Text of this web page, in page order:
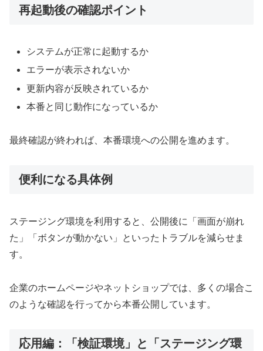
再起動後の確認ポイント
システムが正常に起動するか
エラーが表示されないか
更新内容が反映されているか
本番と同じ動作になっているか
最終確認が終われば、本番環境への公開を進めます。
便利になる具体例
ステージング環境を利用すると、公開後に「画面が崩れ
た」「ボタンが動かない」といったトラブルを減らせま
す。
企業のホームページやネットショップでは、多くの場合こ
のような確認を行ってから本番公開しています。
応用編：「検証環境」と「ステージング環